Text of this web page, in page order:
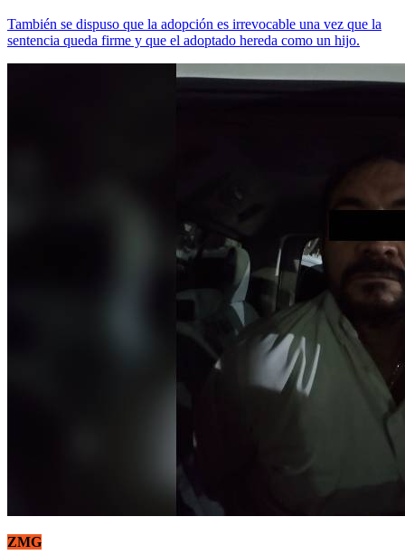
También se dispuso que la adopción es irrevocable una vez que la
sentencia queda firme y que el adoptado hereda como un hijo.
ZMG